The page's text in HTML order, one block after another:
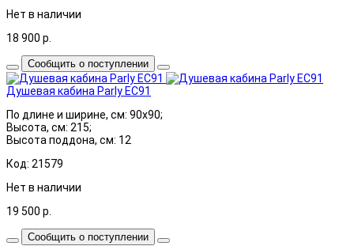
Нет в наличии
18 900 р.
Сообщить о поступлении
Душевая кабина Parly EC91
По длине и ширине, см: 90x90;
Высота, см: 215;
Высота поддона, см: 12
Код: 21579
Нет в наличии
19 500 р.
Сообщить о поступлении